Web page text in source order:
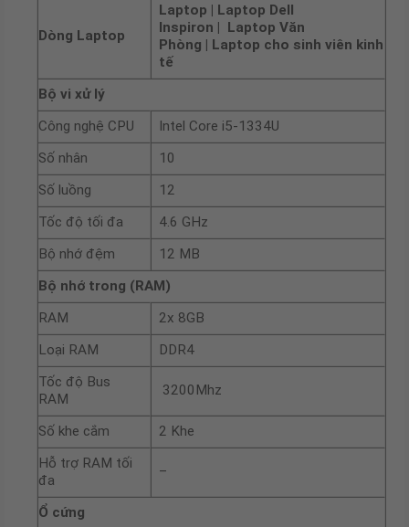
Dòng Laptop
Laptop | Laptop Dell
Inspiron | Laptop Văn
Phòng | Laptop cho sinh viên kinh
tế
Bộ vi xử lý
Công nghệ CPU
Intel Core i5-1334U
Số nhân
10
Số luồng
12
Tốc độ tối đa
4.6 GHz
Bộ nhớ đệm
12 MB
Bộ nhớ trong (RAM)
RAM
2x 8GB
Loại RAM
DDR4
Tốc độ Bus
RAM
3200Mhz
Số khe cắm
2 Khe
Hỗ trợ RAM tối
đa
–
Ổ cứng